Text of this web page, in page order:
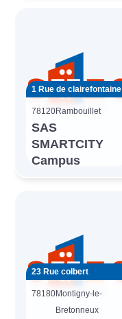
1 Rue de clairefontaine
78120Rambouillet
SAS
SMARTCITY
Campus
23 Rue colbert
78180Montigny-le-
Bretonneux